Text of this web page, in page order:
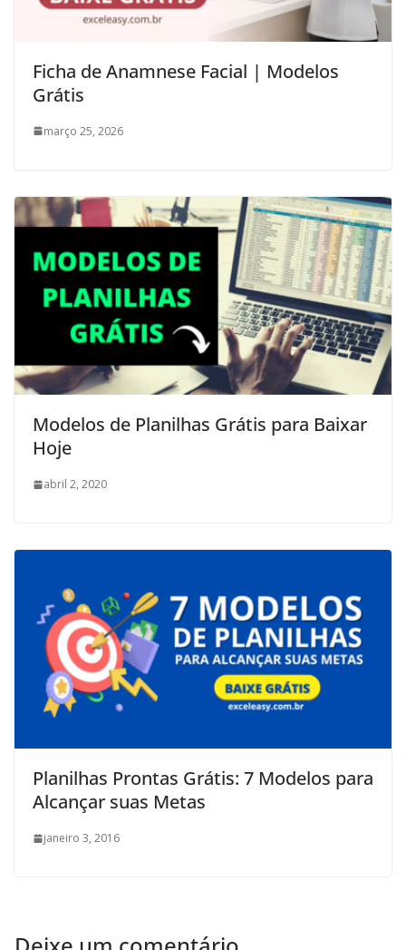
Ficha de Anamnese Facial | Modelos
Grátis
março 25, 2026
Modelos de Planilhas Grátis para Baixar
Hoje
abril 2, 2020
Planilhas Prontas Grátis: 7 Modelos para
Alcançar suas Metas
janeiro 3, 2016